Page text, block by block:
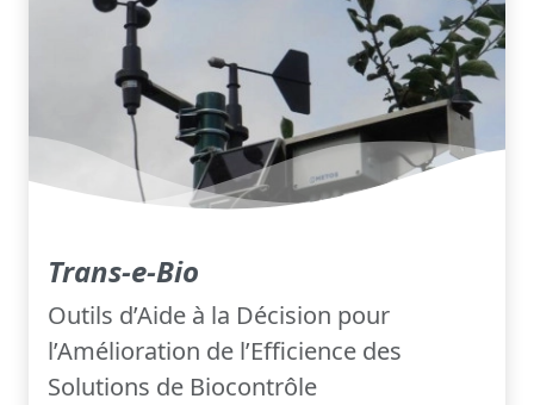
Trans-e-Bio
Outils d’Aide à la Décision pour
l’Amélioration de l’Efficience des
Solutions de Biocontrôle